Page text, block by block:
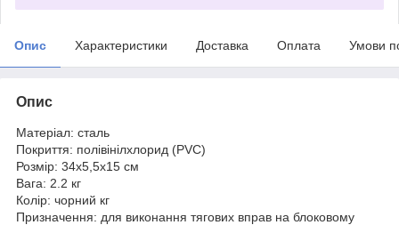
Опис Характеристики Доставка Оплата Умови
Опис
Матеріал: сталь
Покриття: полівінілхлорид (PVC)
Розмір: 34х5,5х15 см
Вага: 2.2 кг
Колір: чорний кг
Призначення: для виконання тягових вправ на блоковому